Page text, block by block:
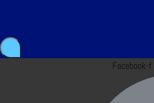
Facebook-f